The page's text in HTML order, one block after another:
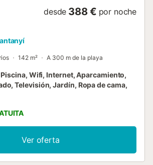
desde 388 € por noche
142 m² A 300 m de la playa
Wifi, Internet, Aparcamiento,
Televisión, Jardín, Ropa de cama,
Ver oferta